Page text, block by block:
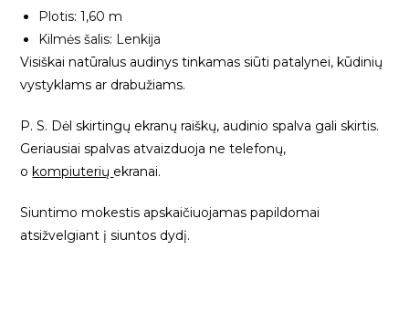
Plotis: 1,60 m
Kilmės šalis: Lenkija
Visiškai natūralus audinys tinkamas siūti patalynei, kūdinių
vystyklams ar drabužiams.
P. S. Dėl skirtingų ekranų raiškų, audinio spalva gali skirtis.
Geriausiai spalvas atvaizduoja ne telefonų,
okompiuterių ekranai.
Siuntimo mokestis apskaičiuojamas papildomai
atsižvelgiant į siuntos dydį.